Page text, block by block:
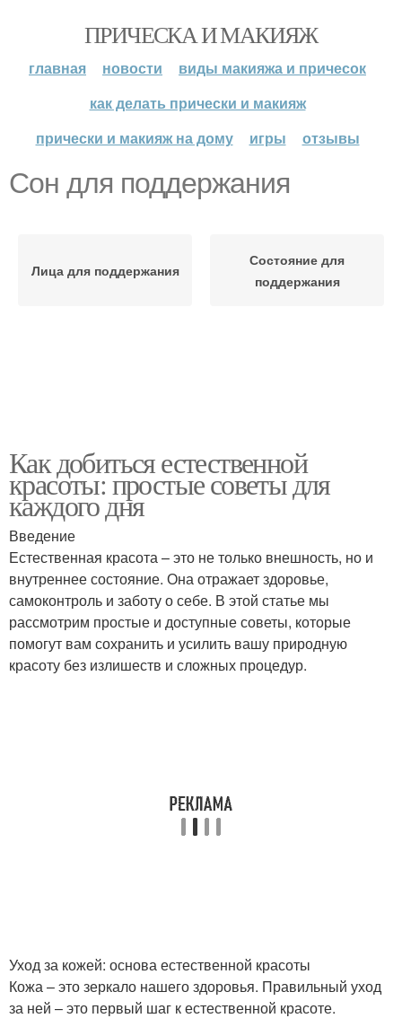
ПРИЧЕСКА И МАКИЯЖ
главная новости
виды макияжа и причесок
как делать прически и макияж
прически и макияж на дому
игры отзывы
Сон для поддержания
Лица для поддержания
Состояние для
поддержания
Как добиться естественной
красоты: простые советы для
каждого дня
Введение
Естественная красота – это не только внешность, но и
внутреннее состояние. Она отражает здоровье,
самоконтроль и заботу о себе. В этой статье мы
рассмотрим простые и доступные советы, которые
помогут вам сохранить и усилить вашу природную
красоту без излишеств и сложных процедур.
Уход за кожей: основа естественной красоты
Кожа – это зеркало нашего здоровья. Правильный уход
за ней – это первый шаг к естественной красоте.